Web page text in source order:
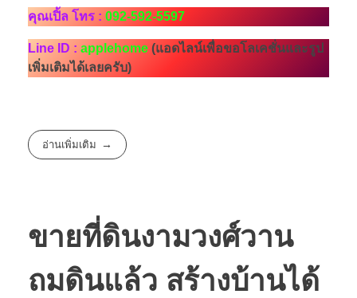
คุณเปิ้ล โทร : 092-592-5597
Line ID : applehome (แอดไลน์เพื่อขอโลเคชั่นและรูป
เพิ่มเติมได้เลยครับ)
อ่านเพิ่มเติม
ขายที่ดินงามวงศ์วาน
ถมดินแล้ว สร้างบ้านได้